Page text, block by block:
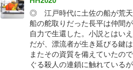
◎ 江戸時代に土佐の船が荒天
船の舵取りだった長平は仲間
自力で生還した。小説とはい
だが、漂流者が生き延びる鍵
またその資質を備えていたの
ぐる殺人の連鎖に触れている